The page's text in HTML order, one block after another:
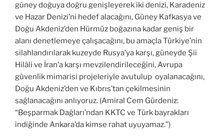
güney doğuya doğru genişleyerek iki denizi, Karadeniz
ve Hazar Denizi’ni hedef alacağını, Güney Kafkasya ve
Doğu Akdeniz’den Hürmüz boğazına kadar geniş bir
alanı denetlemeye çalışacağını, bu amaçla Türkiye’nin
silahlandırılarak kuzeyde Rusya’ya karşı, güneyde Şii
Hilâli ve İran’a karşı mevzilendirileceğini, Avrupa
güvenlik mimarisi projeleriyle avutulup oyalanacağını,
Doğu Akdeniz’den ve Kıbrıs’tan çekilmesinin
sağlanacağını anlıyoruz. (Amiral Cem Gürdeniz:
“Beşparmak Dağları’ndan KKTC ve Türk bayrakları
indiğinde Ankara’da kimse rahat uyuyamaz.”)